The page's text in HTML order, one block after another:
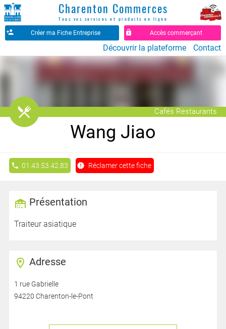
Charenton Commerces
Tous vos services et produits en ligne
Créer ma Fiche Entreprise Accès commerçant
Découvrir la plateforme Contact
󰒦 Cafés Restaurants
Wang Jiao
01.43.53.42.83 Réclamer cette fiche
Présentation
Traiteur asiatique
Adresse
1 rue Gabrielle
94220 Charenton-le-Pont